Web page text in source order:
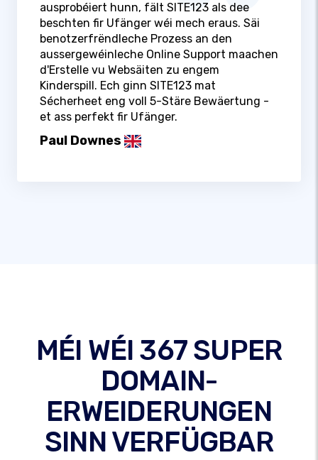
ausprobéiert hunn, fält SITE123 als dee
beschten fir Ufänger wéi mech eraus. Säi
benotzerfrëndleche Prozess an den
aussergewéinleche Online Support maachen
d'Erstelle vu Websäiten zu engem
Kinderspill. Ech ginn SITE123 mat
Sécherheet eng voll 5-Stäre Bewäertung -
et ass perfekt fir Ufänger.
Paul Downes
MÉI WÉI 367 SUPER
DOMAIN-
ERWEIDERUNGEN
SINN VERFÜGBAR